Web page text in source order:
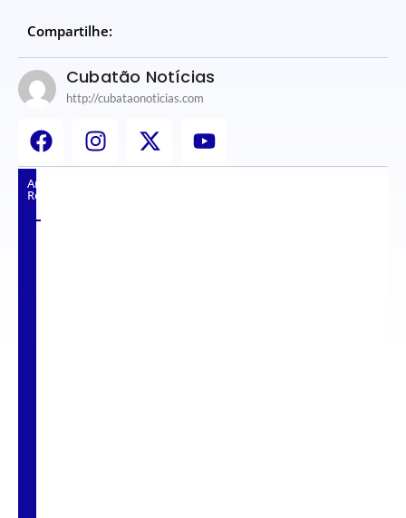
Compartilhe:
Cubatão Notícias
http://cubataonoticias.com
Artigos
Relacionados